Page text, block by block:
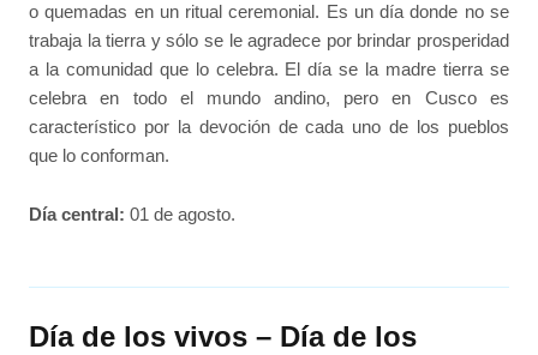
o quemadas en un ritual ceremonial. Es un día donde no se
trabaja la tierra y sólo se le agradece por brindar prosperidad
a la comunidad que lo celebra. El día se la madre tierra se
celebra en todo el mundo andino, pero en Cusco es
característico por la devoción de cada uno de los pueblos
que lo conforman.
Día central: 01 de agosto.
Día de los vivos – Día de los